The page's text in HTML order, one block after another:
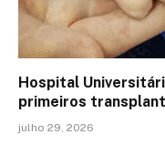
Hospital
primeiros
julho 29, 2026